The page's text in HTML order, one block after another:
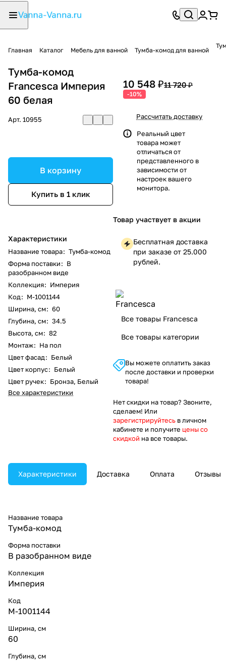
Главная Каталог Мебель для ванной Тумба-комод для ванной
Тумба-комод
Francesca Империя
60 белая
Арт. 10955
В корзину
Купить в 1 клик
Характеристики
Название товара: Тумба-комод
Форма поставки: В
разобранном виде
Коллекция: Империя
Код: M-1001144
Ширина, см: 60
Глубина, см: 34.5
Высота, см: 82
Монтаж: На пол
Цвет фасад: Белый
Цвет корпус: Белый
Цвет ручек: Бронза, Белый
Все характеристики
10 548 ₽11 720 ₽
-10%
Рассчитать доставку
Реальный цвет
товара может
отличаться от
представленного в
зависимости от
настроек вашего
монитора.
Товар участвует в акции
Бесплатная доставка
при заказе от 25.000
рублей.
Все товары Francesca
Все товары категории
Вы можете оплатить заказ
после доставки и проверки
товара!
Нет скидки на товар? Звоните,
сделаем! Или
зарегистрируйтесь в личном
кабинете и получите цены со
скидкой на все товары.
Характеристики Доставка Оплата Отзывы
Название товара
Тумба-комод
Форма поставки
В разобранном виде
Коллекция
Империя
Код
M-1001144
Ширина, см
60
Глубина, см